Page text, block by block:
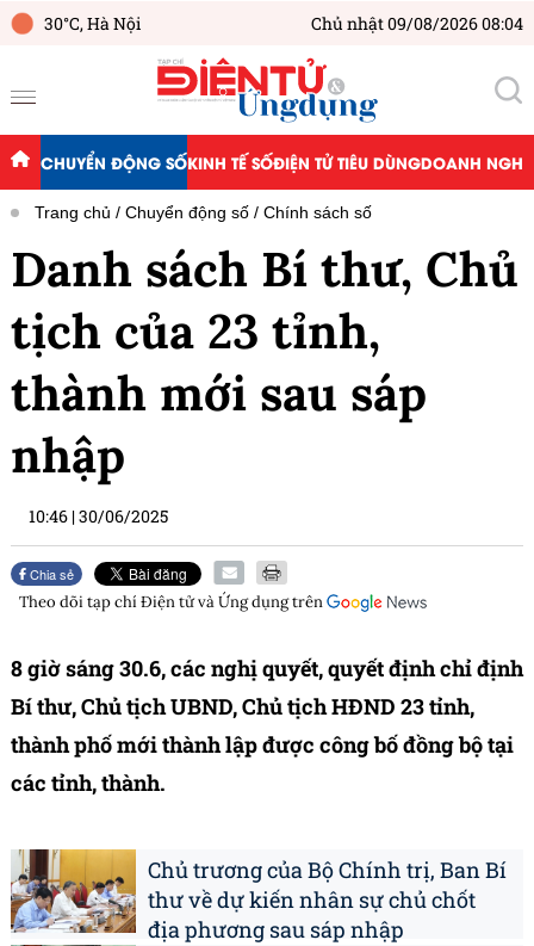
30°C,Hà Nội Chủ nhật 09/08/2026 08:04
CHUYỂN ĐỘNG SỐKINH TẾ SỐĐIỆN TỬ TIÊU DÙNGDOANH
Trang chủ Chuyển động số Chính sách số
Danh sách Bí thư, Chủ
tịch của 23 tỉnh,
thành mới sau sáp
nhập
10:46 |30/06/2025
Chia sẻ
Theo dõi tạp chíĐiện tử và Ứng dụngtrên
8 giờ sáng 30.6, các nghị quyết, quyết định chỉ định
Bí thư, Chủ tịch UBND, Chủ tịch HĐND 23 tỉnh,
thành phố mới thành lập được công bố đồng bộ tại
các tỉnh, thành.
Chủ trương của Bộ Chính trị, Ban Bí
thư về dự kiến nhân sự chủ chốt
địa phương sau sáp nhập